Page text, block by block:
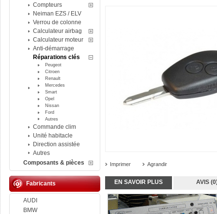
Compteurs
Neiman EZS / ELV
Verrou de colonne
Calculateur airbag
Calculateur moteur
Anti-démarrage
Réparations clés
Peugeot
Citroen
Renault
Mercedes
Smart
Opel
Nissan
Ford
Autres
Commande clim
Unité habitacle
Direction assistée
Autres
Composants & pièces
Fabricants
AUDI
BMW
Imprimer Agrandir
EN SAVOIR PLUS AVIS